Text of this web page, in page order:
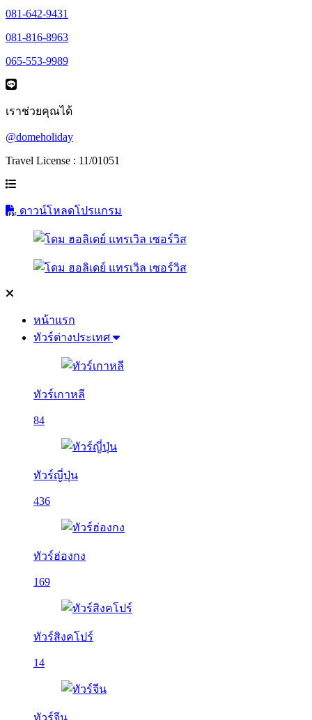
081-642-9431
081-816-8963
065-553-9989
เราช่วยคุณได้
@domeholiday
Travel License : 11/01051
ดาวน์โหลดโปรแกรม
หน้าแรก
ทัวร์ต่างประเทศ
ทัวร์เกาหลี
84
ทัวร์ญี่ปุ่น
436
ทัวร์ฮ่องกง
169
ทัวร์สิงคโปร์
14
ทัวร์จีน